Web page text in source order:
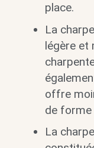
place.
La
légère et
offre
de forme
La